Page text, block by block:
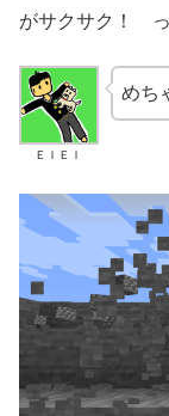
がサクサク！
ＥＩＥＩ
めち